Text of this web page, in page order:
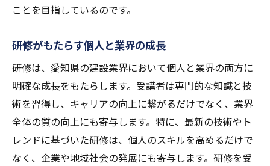
ことを目指しているのです。
研修がもたらす個人と業界の成長
研修は、愛知県の建設業界において個人と業界の両方に
明確な成長をもたらします。受講者は専門的な知識と技
術を習得し、キャリアの向上に繋がるだけでなく、業界
全体の質の向上にも寄与します。特に、最新の技術やト
レンドに基づいた研修は、個人のスキルを高めるだけで
なく、企業や地域社会の発展にも寄与します。研修を受